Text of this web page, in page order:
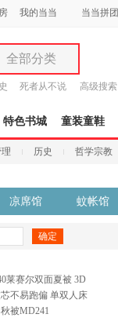
我的当当 当当拼团
全部分类
全部分类
图书
电子书
音像
时尚美妆
母婴用品
家居日用
家具装饰
死者从不说
高级搜索
特色书城 童装童鞋
历史 哲学宗教
凉席馆 蚊帐馆